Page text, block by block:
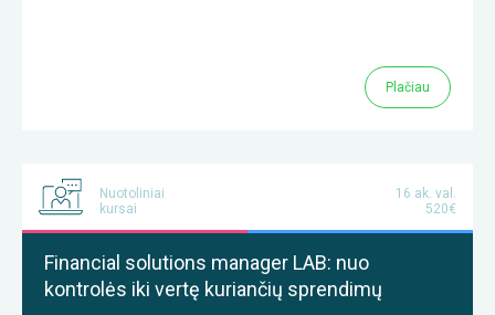
Plačiau
Nuotoliniai
kursai
16 ak. val.
520€
Financial solutions manager LAB: nuo
kontrolės iki vertę kuriančių sprendimų